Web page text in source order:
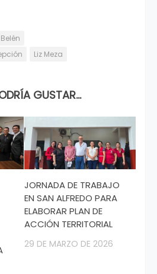
Liz Meza
GUSTAR...
JORNADA DE TRABAJO
EN SAN ALFREDO PARA
ELABORAR PLAN DE
ACCIÓN TERRITORIAL
29 DE MARZO DE 2026